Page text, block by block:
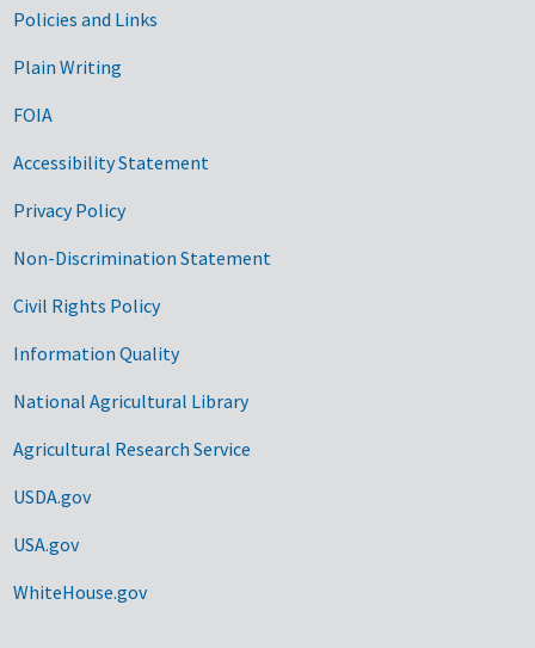
Government Links
Policies and Links
Plain Writing
FOIA
Accessibility Statement
Privacy Policy
Non-Discrimination Statement
Civil Rights Policy
Information Quality
National Agricultural Library
Agricultural Research Service
USDA.gov
USA.gov
WhiteHouse.gov